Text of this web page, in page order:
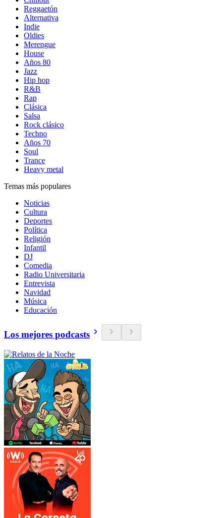
Reggaetón
Alternativa
Indie
Oldies
Merengue
House
Años 80
Jazz
Hip hop
R&B
Rap
Clásica
Salsa
Rock clásico
Techno
Años 70
Soul
Trance
Heavy metal
Temas más populares
Noticias
Cultura
Deportes
Política
Religión
Infantil
DJ
Comedia
Radio Universitaria
Entrevista
Navidad
Música
Educación
Los mejores podcasts